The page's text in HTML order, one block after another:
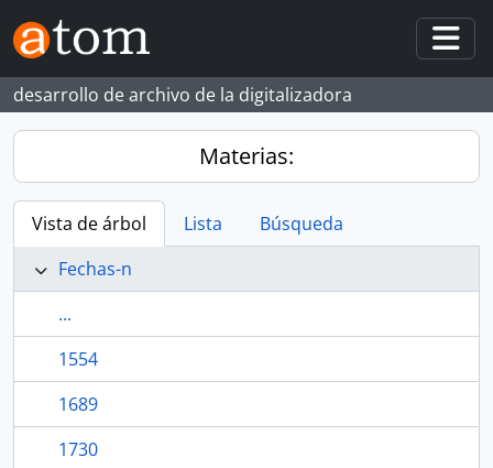
Skip to main content
desarrollo de archivo de la digitalizadora
Materias:
Vista de árbol Lista
Búsqueda
Fechas-n
...
1554
1689
1730